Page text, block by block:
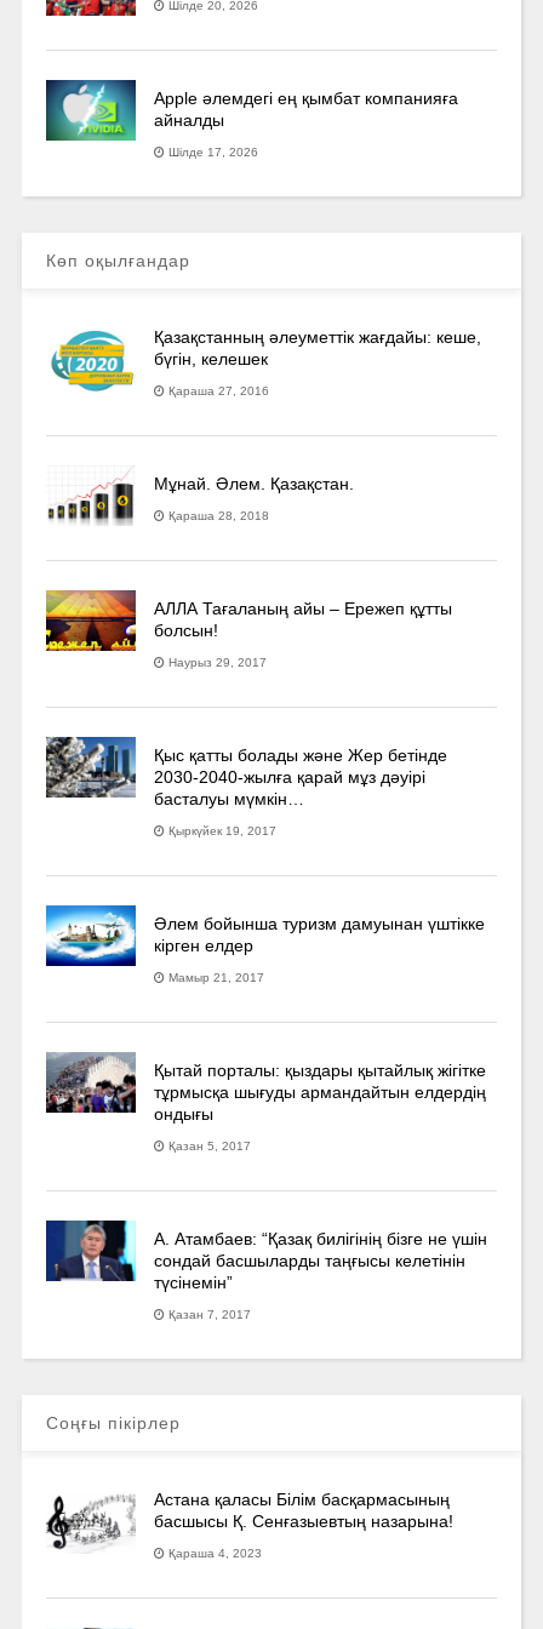
Шілде 20, 2026
Apple әлемдегі ең қымбат компанияға
айналды
Шілде 17, 2026
Көп оқылғандар
Қазақстанның әлеуметтік жағдайы: кеше,
бүгін, келешек
Қараша 27, 2016
Мұнай. Әлем. Қазақстан.
Қараша 28, 2018
АЛЛА Тағаланың айы – Ережеп құтты
болсын!
Наурыз 29, 2017
Қыс қатты болады және Жер бетінде
2030-2040­-жылға қарай мұз дәуірі
басталуы мүмкін…
Қыркүйек 19, 2017
Әлем бойынша туризм дамуынан үштікке
кірген елдер
Мамыр 21, 2017
Қытай порталы: қыздары қытайлық жігітке
тұрмысқа шығуды армандайтын елдердің
ондығы
Қазан 5, 2017
А. Атамбаев: “Қазақ билігінің бізге не үшін
сондай басшыларды таңғысы келетінін
түсінемін”
Қазан 7, 2017
Соңғы пікірлер
Астана қаласы Білім басқармасының
басшысы Қ. Сенғазыевтың назарына!
Қараша 4, 2023